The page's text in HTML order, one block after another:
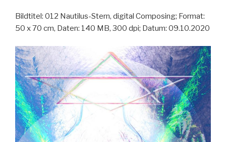
Bildtitel: 012 Nautilus-Stern, digital Composing; Format:
50 x 70 cm, Daten: 140 MB, 300 dpi; Datum: 09.10.2020